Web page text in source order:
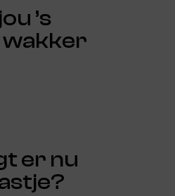
’s
er nu